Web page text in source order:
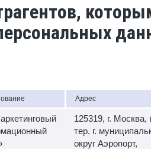
Адрес
125319, г. Москва,
тер. г.
округ Аэропорт,